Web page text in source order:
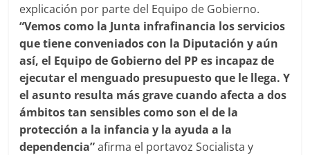
explicación por parte del Equipo de Gobierno.
“Vemos como la Junta infrafinancia los servicios
que tiene conveniados con la Diputación y aún
así, el Equipo de Gobierno del PP es incapaz de
ejecutar el menguado presupuesto que le llega. Y
el asunto resulta más grave cuando afecta a dos
ámbitos tan sensibles como son el de la
protección a la infancia y la ayuda a la
dependencia”afirma el portavoz Socialista y